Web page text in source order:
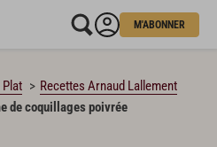
M'ABONNER
Plat
Recettes Arnaud Lallement
de coquillages poivrée